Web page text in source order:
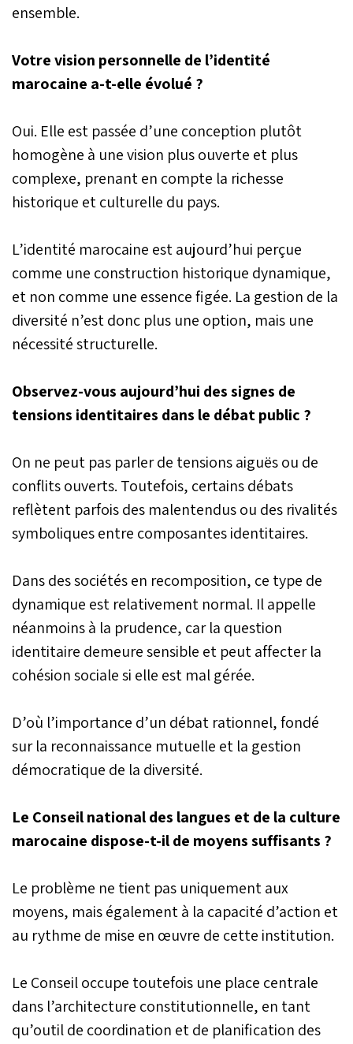
ensemble.
Votre vision personnelle de l’identité
marocaine a-t-elle évolué ?
Oui. Elle est passée d’une conception plutôt
homogène à une vision plus ouverte et plus
complexe, prenant en compte la richesse
historique et culturelle du pays.
L’identité marocaine est aujourd’hui perçue
comme une construction historique dynamique,
et non comme une essence figée. La gestion de la
diversité n’est donc plus une option, mais une
nécessité structurelle.
Observez-vous aujourd’hui des signes de
tensions identitaires dans le débat public ?
On ne peut pas parler de tensions aiguës ou de
conflits ouverts. Toutefois, certains débats
reflètent parfois des malentendus ou des rivalités
symboliques entre composantes identitaires.
Dans des sociétés en recomposition, ce type de
dynamique est relativement normal. Il appelle
néanmoins à la prudence, car la question
identitaire demeure sensible et peut affecter la
cohésion sociale si elle est mal gérée.
D’où l’importance d’un débat rationnel, fondé
sur la reconnaissance mutuelle et la gestion
démocratique de la diversité.
Le Conseil national des langues et de la culture
marocaine dispose-t-il de moyens suffisants ?
Le problème ne tient pas uniquement aux
moyens, mais également à la capacité d’action et
au rythme de mise en œuvre de cette institution.
Le Conseil occupe toutefois une place centrale
dans l’architecture constitutionnelle, en tant
qu’outil de coordination et de planification des